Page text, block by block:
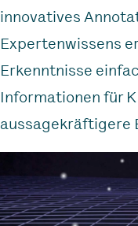
innovatives
Expertenwissens
Erkenntnisse
Informationen für
aussagekräftigere